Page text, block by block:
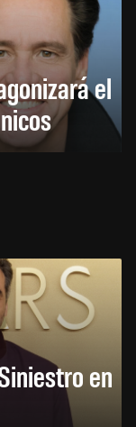
el
en